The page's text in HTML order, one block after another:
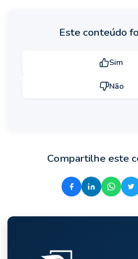
Este conteúdo
Sim
Não
Compartilhe este